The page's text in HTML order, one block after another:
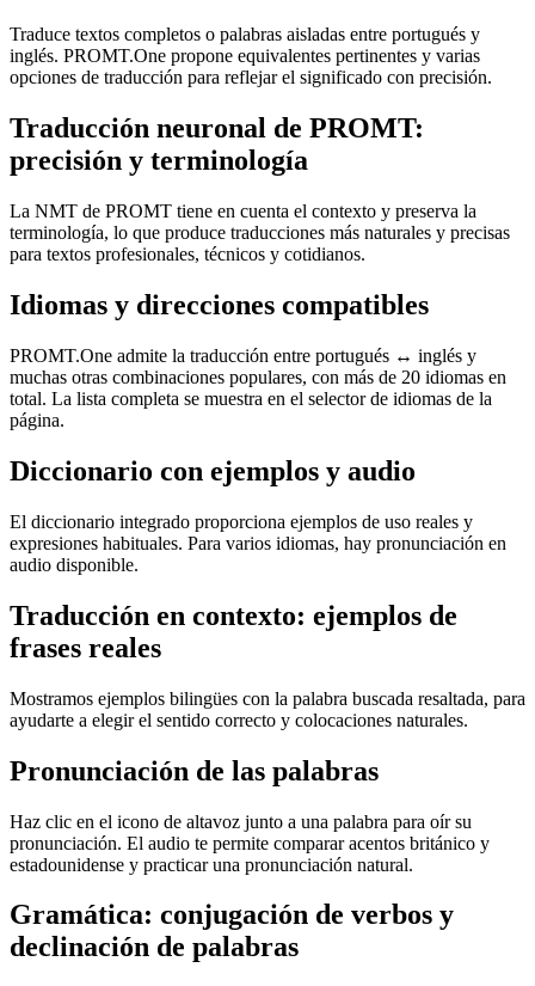
Traduce textos completos o palabras aisladas entre portugués y
inglés. PROMT.One propone equivalentes pertinentes y varias
opciones de traducción para reflejar el significado con precisión.
Traducción neuronal de PROMT:
precisión y terminología
La NMT de PROMT tiene en cuenta el contexto y preserva la
terminología, lo que produce traducciones más naturales y precisas
para textos profesionales, técnicos y cotidianos.
Idiomas y direcciones compatibles
PROMT.One admite la traducción entre portugués ↔ inglés y
muchas otras combinaciones populares, con más de 20 idiomas en
total. La lista completa se muestra en el selector de idiomas de la
página.
Diccionario con ejemplos y audio
El diccionario integrado proporciona ejemplos de uso reales y
expresiones habituales. Para varios idiomas, hay pronunciación en
audio disponible.
Traducción en contexto: ejemplos de
frases reales
Mostramos ejemplos bilingües con la palabra buscada resaltada, para
ayudarte a elegir el sentido correcto y colocaciones naturales.
Pronunciación de las palabras
Haz clic en el icono de altavoz junto a una palabra para oír su
pronunciación. El audio te permite comparar acentos británico y
estadounidense y practicar una pronunciación natural.
Gramática: conjugación de verbos y
declinación de palabras